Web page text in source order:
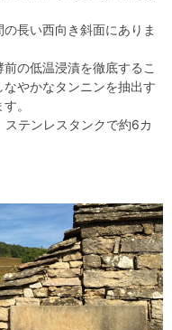
長い西向き斜面にありま
の低温浸漬を徹底するこ
やかなタンニンを抽出す
。
テンレスタンクで約6カ